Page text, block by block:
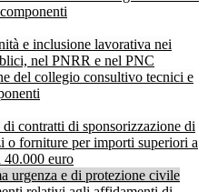
e inclusione lavorativa nei
nel PNRR e nel PNC
del collegio consultivo tecnici e
contratti di sponsorizzazione di
o forniture per importi superiori a
40.000 euro
urgenza e di protezione civile